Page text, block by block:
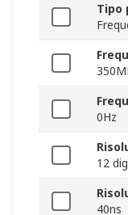
Tipo
0Hz
12
40ns